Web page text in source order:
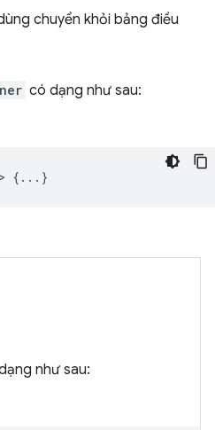
chuyển khỏi bảng điều
có dạng như sau:
{...}
như sau: